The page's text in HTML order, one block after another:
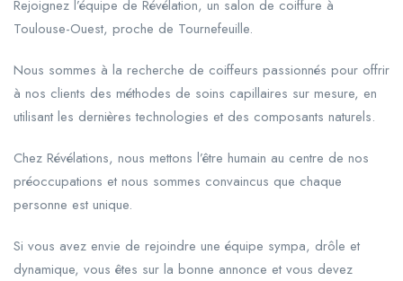
Rejoignez l’équipe de Révélation, un salon de coiffure à
Toulouse-Ouest, proche de Tournefeuille.
Nous sommes à la recherche de coiffeurs passionnés pour offrir
à nos clients des méthodes de soins capillaires sur mesure, en
utilisant les dernières technologies et des composants naturels.
Chez Révélations, nous mettons l’être humain au centre de nos
préoccupations et nous sommes convaincus que chaque
personne est unique.
Si vous avez envie de rejoindre une équipe sympa, drôle et
dynamique, vous êtes sur la bonne annonce et vous devez